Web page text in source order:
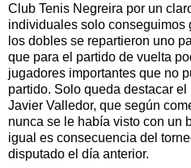
Club Tenis Negreira por un
individuales solo conseguimos
los dobles se repartieron uno
que para el partido de vuelta
jugadores importantes que no
partido. Solo queda destacar
Javier Valledor, que según
nunca se le había visto con un
igual es consecuencia del
disputado el día anterior.